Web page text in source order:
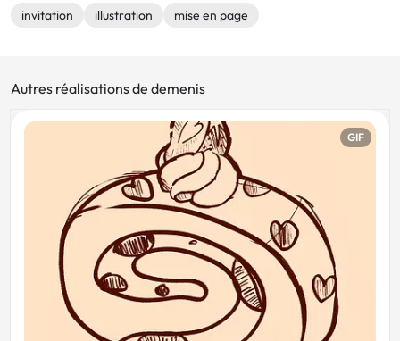
invitation illustration mise en page
Autres réalisations de demenis
GIF